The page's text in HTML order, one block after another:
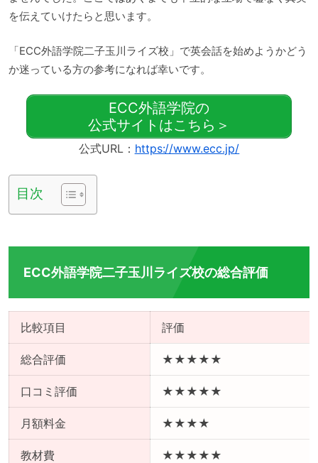
を伝えていけたらと思います。
「ECC外語学院二子玉川ライズ校」で英会話を始めようかどう
か迷っている方の参考になれば幸いです。
ECC外語学院の
公式サイトはこちら＞
公式URL： https://www.ecc.jp/
目次
ECC外語学院二子玉川ライズ校の総合評価
比較項目 評価
総合評価 ★★★★★
口コミ評価 ★★★★★
月額料金 ★★★★
教材費 ★★★★★